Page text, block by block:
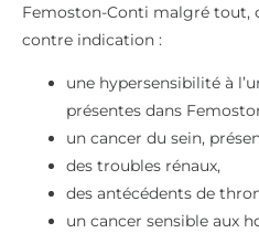
Femoston-Conti malgré tout,
contre indication :
une hypersensibilité à
présentes dans
un cancer du sein,
des troubles rénaux,
des antécédents de
un cancer sensible aux